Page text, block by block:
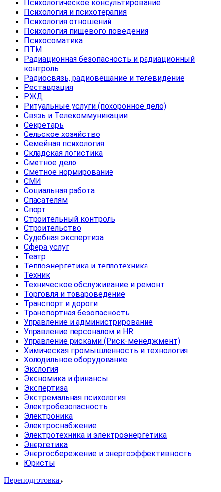
Психологическое консультирование
Психология и психотерапия
Психология отношений
Психология пищевого поведения
Психосоматика
ПТМ
Радиационная безопасность и радиационный
контроль
Радиосвязь, радиовещание и телевидение
Реставрация
РЖД
Ритуальные услуги (похоронное дело)
Связь и Телекоммуникации
Секретарь
Сельское хозяйство
Семейная психология
Складская логистика
Сметное дело
Сметное нормирование
СМИ
Социальная работа
Спасателям
Спорт
Строительный контроль
Строительство
Судебная экспертиза
Сфера услуг
Театр
Теплоэнергетика и теплотехника
Техник
Техническое обслуживание и ремонт
Торговля и товароведение
Транспорт и дороги
Транспортная безопасность
Управление и администрирование
Управление персоналом и HR
Управление рисками (Риск-менеджмент)
Химическая промышленность и технология
Холодильное оборудование
Экология
Экономика и финансы
Экспертиза
Экстремальная психология
Электробезопасность
Электроника
Электроснабжение
Электротехника и электроэнергетика
Энергетика
Энергосбережение и энергоэффективность
Юристы
Переподготовка